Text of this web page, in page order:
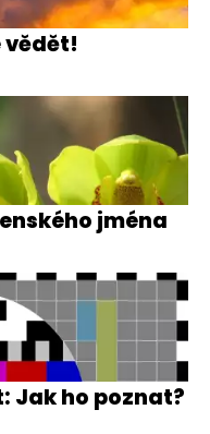
vědět!
jména
Jak ho poznat?